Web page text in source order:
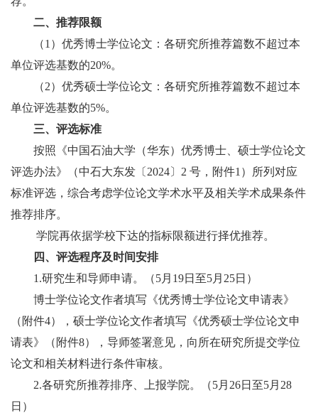
二、推荐限额
（1 ）优秀博士学位论文：各研究所推荐篇数不超过本
单位评选基数的20%。
（2）优秀硕士学位论文：各研究所推荐篇数不超过本
单位评选基数的5%。
三、评选标准
按照《中国石油大学（华东）优秀博士、硕士学位论文
评选办法》（中石大东发〔 2024〕 2 号，附件1 ）所列对应
标准评选，综合考虑学位论文学术水平及相关学术成果条件
推荐排序。
学院再依据学校下达的指标限额进行择优推荐。
四、评选程序及时间安排
1.研究生和导师申请。（5月 19日至5月 25日）
博士学位论文作者填写《优秀博士学位论文申请表》
（附件4），硕士学位论文作者填写《优秀硕士学位论文申
请表》（附件8），导师签署意见，向所在研究所提交学位
论文和相关材料进行条件审核。
2.各研究所推荐排序、上报学院。（5月 26日至5月 28
日）